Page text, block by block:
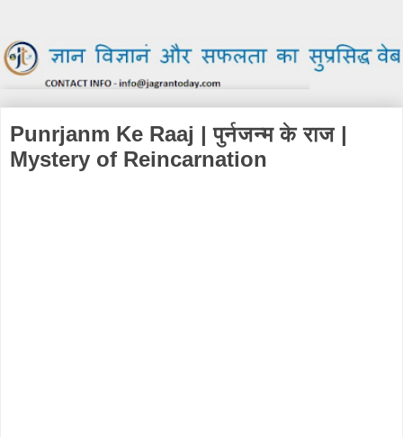
Punrjanm Ke Raaj | पुर्नजन्म के राज |
Mystery of Reincarnation